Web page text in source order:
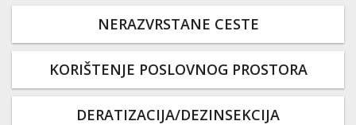
NERAZVRSTANE CESTE
KORIŠTENJE POSLOVNOG PROSTORA
DERATIZACIJA/DEZINSEKCIJA